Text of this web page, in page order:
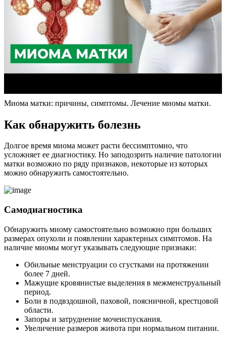
Миома матки: причины, симптомы. Лечение миомы матки.
Как обнаружить болезнь
Долгое время миома может расти бессимптомно, что
усложняет ее диагностику. Но заподозрить наличие патологии
матки возможно по ряду признаков, некоторые из которых
можно обнаружить самостоятельно.
Самодиагностика
Обнаружить миому самостоятельно возможно при больших
размерах опухоли и появлении характерных симптомов. На
наличие миомы могут указывать следующие признаки:
Обильные менструации со сгустками на протяжении
более 7 дней.
Мажущие кровянистые выделения в межменструальный
период.
Боли в подвздошной, паховой, поясничной, крестцовой
области.
Запоры и затруднение мочеиспускания.
Увеличение размеров живота при нормальном питании.